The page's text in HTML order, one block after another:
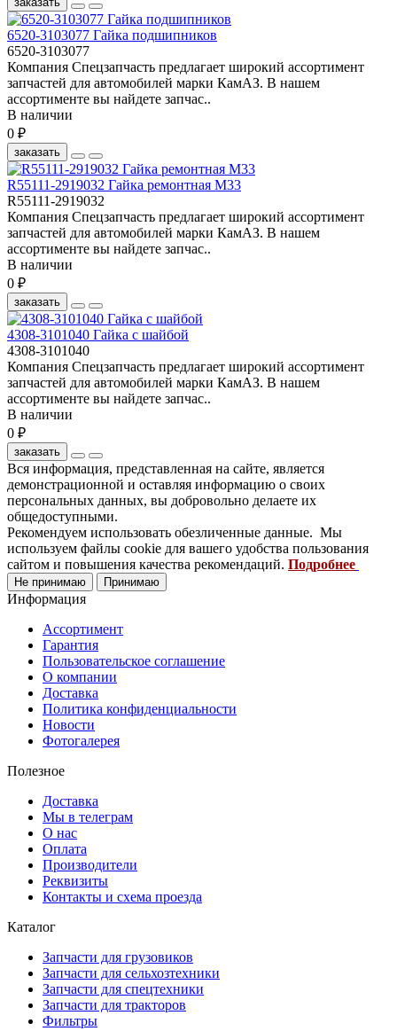
6520-3103077 Гайка подшипников
6520-3103077
Компания Спецзапчасть предлагает широкий ассортимент
запчастей для автомобилей марки КамАЗ. В нашем
ассортименте вы найдете запчас..
В наличии
0 ₽
заказать
R55111-2919032 Гайка ремонтная М33
R55111-2919032
Компания Спецзапчасть предлагает широкий ассортимент
запчастей для автомобилей марки КамАЗ. В нашем
ассортименте вы найдете запчас..
В наличии
0 ₽
заказать
4308-3101040 Гайка с шайбой
4308-3101040
Компания Спецзапчасть предлагает широкий ассортимент
запчастей для автомобилей марки КамАЗ. В нашем
ассортименте вы найдете запчас..
В наличии
0 ₽
заказать
Вся информация, представленная на сайте, является
демонстрационной и оставляя информацию о своих
персональных данных, вы добровольно делаете их
общедоступными.
Рекомендуем использовать обезличенные данные. Мы
используем файлы cookie для вашего удобства пользования
сайтом и повышения качества рекомендаций. Подробнее
Не принимаю Принимаю
Информация
Ассортимент
Гарантия
Пользовательское соглашение
О компании
Доставка
Политика конфиденциальности
Новости
Фотогалерея
Полезное
Доставка
Мы в телеграм
О нас
Оплата
Производители
Реквизиты
Контакты и схема проезда
Каталог
Запчасти для грузовиков
Запчасти для сельхозтехники
Запчасти для спецтехники
Запчасти для тракторов
Фильтры